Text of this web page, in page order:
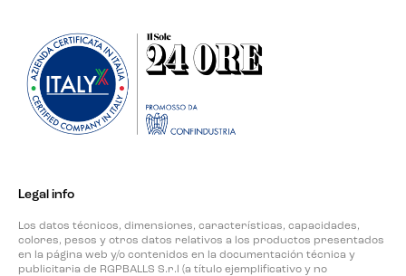
Legal info
Los datos técnicos, dimensiones, características, capacidades,
colores, pesos y otros datos relativos a los productos presentados
en la página web y/o contenidos en la documentación técnica y
publicitaria de RGPBALLS S.r.l (a título ejemplificativo y no